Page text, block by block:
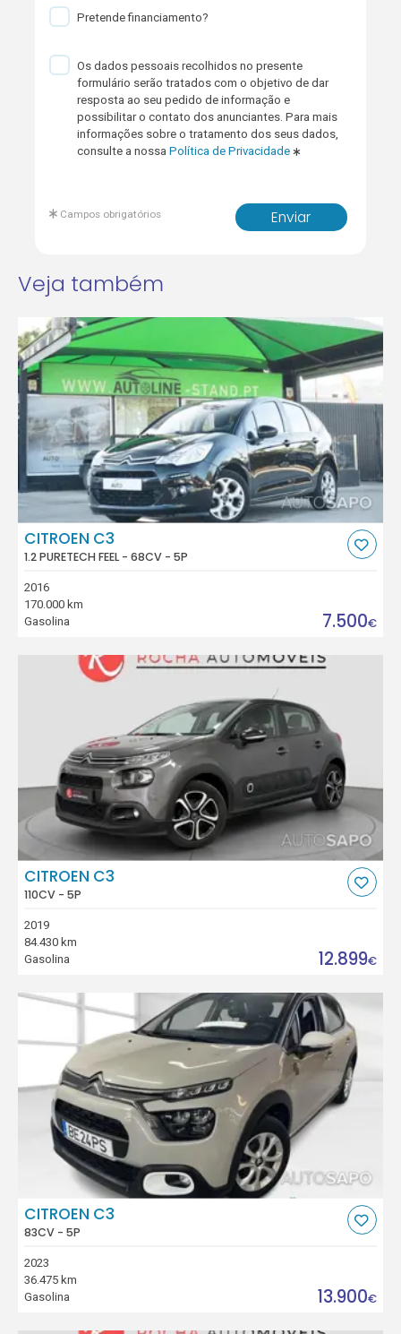
Pretende financiamento?
Os dados pessoais recolhidos no presente
formulário serão tratados com o objetivo de dar
resposta ao seu pedido de informação e
possibilitar o contato dos anunciantes. Para mais
informações sobre o tratamento dos seus dados,
consulte a nossaPolítica de Privacidade
Enviar
Campos obrigatórios
Veja também
CITROEN C3
1.2 PURETECH FEEL - 68CV - 5P
2016
170.000 km
Gasolina
7.500€
CITROEN C3
110CV - 5P
2019
84.430 km
Gasolina
12.899€
CITROEN C3
83CV - 5P
2023
36.475 km
Gasolina
13.900€